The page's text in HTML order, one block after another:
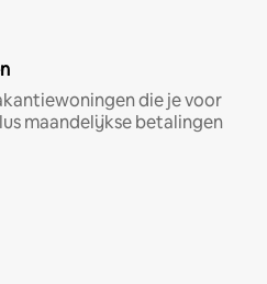
die je voor
maandelijkse betalingen